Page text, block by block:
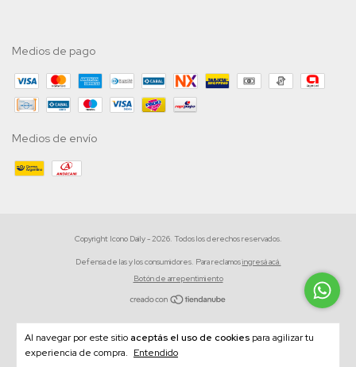
Al navegar por este sitio aceptás el uso de cookies para agilizar tu
experiencia de compra. Entendido
Medios de pago
Medios de envío
Copyright Icono Daily - 2026. Todos los derechos reservados.
Defensa de las y los consumidores. Para reclamosingresá acá.
Botón de arrepentimiento